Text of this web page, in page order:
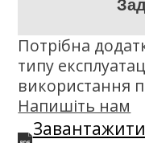
Опис
K2 HLP 32 —
напівсинтетична
виготовлена на основі